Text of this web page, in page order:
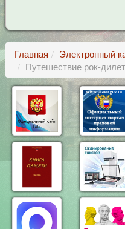
Главная
Электронный
Путешествие рок-